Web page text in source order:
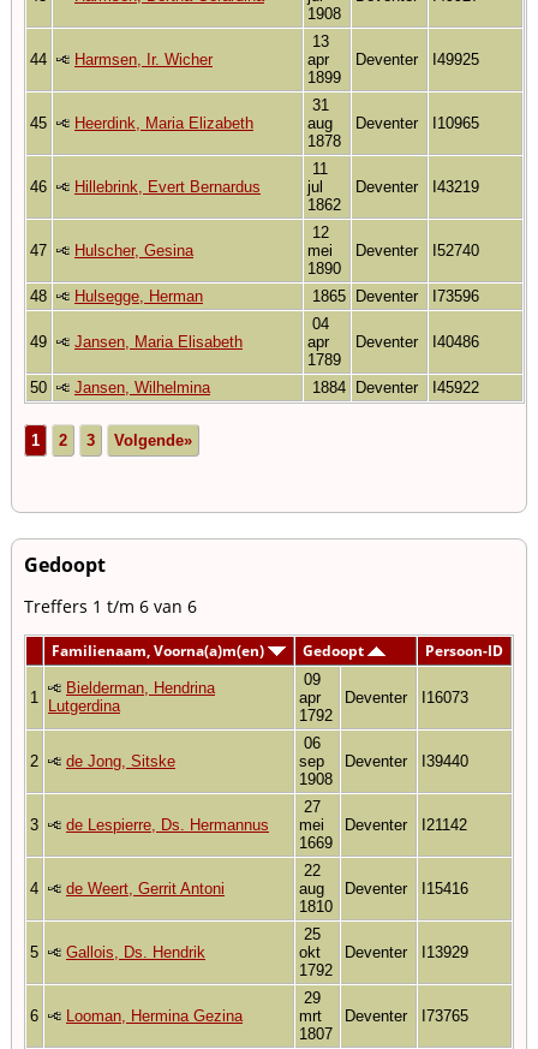
1908
44 Harmsen, Ir. Wicher
13
apr
1899
Deventer I49925
45 Heerdink, Maria Elizabeth
31
aug
1878
Deventer I10965
46 Hillebrink, Evert Bernardus
11
jul
1862
Deventer I43219
47 Hulscher, Gesina
12
mei
1890
Deventer I52740
48 Hulsegge, Herman 1865 Deventer I73596
49 Jansen, Maria Elisabeth
04
apr
1789
Deventer I40486
50 Jansen, Wilhelmina 1884 Deventer I45922
1 2 3 Volgende»
Gedoopt
Treffers 1 t/m 6 van 6
Familienaam, Voorna(a)m(en) Gedoopt Persoon-ID
1
Bielderman, Hendrina
Lutgerdina
09
apr
1792
Deventer I16073
2 de Jong, Sitske
06
sep
1908
Deventer I39440
3 de Lespierre, Ds. Hermannus
27
mei
1669
Deventer I21142
4 de Weert, Gerrit Antoni
22
aug
1810
Deventer I15416
5 Gallois, Ds. Hendrik
25
okt
1792
Deventer I13929
6 Looman, Hermina Gezina
29
mrt
1807
Deventer I73765